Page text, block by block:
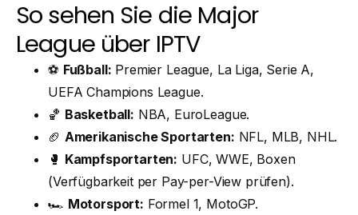
So sehen Sie die Major
League über IPTV
⚽ Fußball: Premier League, La Liga, Serie A,
UEFA Champions League.
🏀 Basketball: NBA, EuroLeague.
🏈 Amerikanische Sportarten: NFL, MLB, NHL.
🥊 Kampfsportarten: UFC, WWE, Boxen
(Verfügbarkeit per Pay-per-View prüfen).
🏎 Motorsport: Formel 1, MotoGP.